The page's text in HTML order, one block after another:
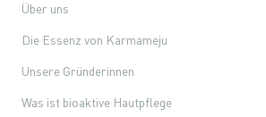
Über uns
Die Essenz von Karmameju
Unsere Gründerinnen
Was ist bioaktive Hautpflege